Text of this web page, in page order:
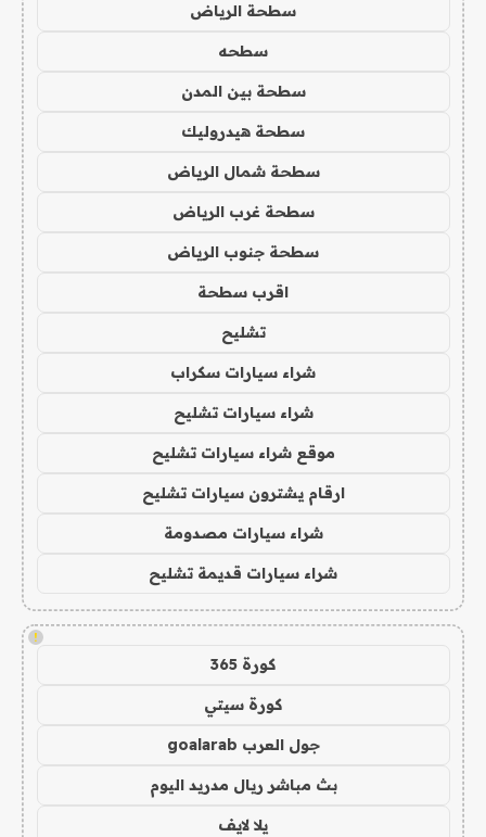
سطحة الرياض
سطحه
سطحة بين المدن
سطحة هيدروليك
سطحة شمال الرياض
سطحة غرب الرياض
سطحة جنوب الرياض
اقرب سطحة
تشليح
شراء سيارات سكراب
شراء سيارات تشليح
موقع شراء سيارات تشليح
ارقام يشترون سيارات تشليح
شراء سيارات مصدومة
شراء سيارات قديمة تشليح
!
كورة 365
كورة سيتي
جول العرب goalarab
بث مباشر ريال مدريد اليوم
يلا لايف